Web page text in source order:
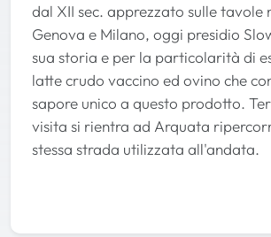
dal XII sec. apprezzato sulle tavole
Genova e Milano, oggi presidio
sua storia e per la particolarità di
latte crudo vaccino ed ovino che
sapore unico a questo prodotto.
visita si rientra ad Arquata
stessa strada utilizzata all'andata.